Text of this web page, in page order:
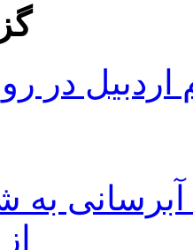
در
ماده ۲۳ طرح